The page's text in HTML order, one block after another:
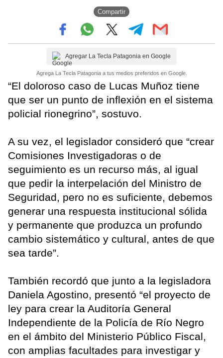
Compartir
Agregar La Tecla Patagonia en Google
Agrega La Tecla Patagonia a tus medios preferidos en Google.
“El doloroso caso de Lucas Muñoz tiene
que ser un punto de inflexión en el sistema
policial rionegrino”, sostuvo.
A su vez, el legislador consideró que “crear
Comisiones Investigadoras o de
seguimiento es un recurso más, al igual
que pedir la interpelación del Ministro de
Seguridad, pero no es suficiente, debemos
generar una respuesta institucional sólida
y permanente que produzca un profundo
cambio sistemático y cultural, antes de que
sea tarde”.
También recordó que junto a la legisladora
Daniela Agostino, presentó “el proyecto de
ley para crear la Auditoría General
Independiente de la Policía de Río Negro
en el ámbito del Ministerio Público Fiscal,
con amplias facultades para investigar y